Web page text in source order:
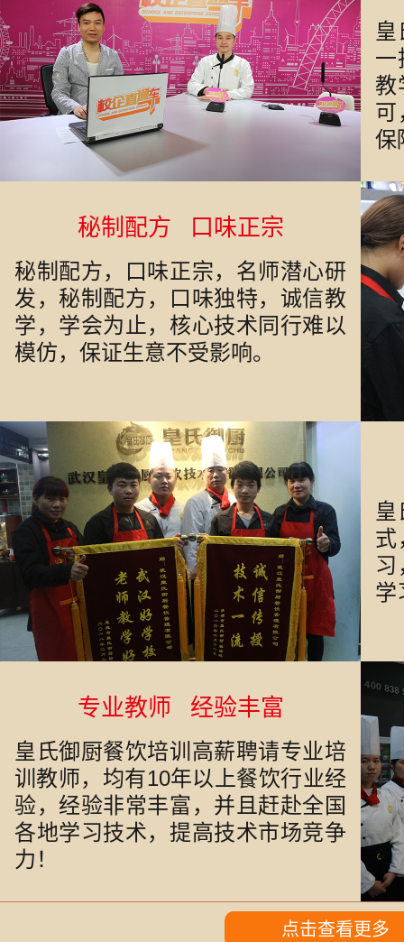
一
教
可
保
秘制配方 口味正宗
秘制配方，口味正宗，名师潜心研
发，秘制配方，口味独特，诚信教
学，学会为止，核心技术同行难以
模仿，保证生意不受影响。
式
习
学
专业教师 经验丰富
皇氏御厨餐饮培训高薪聘请专业培
训教师，均有10年以上餐饮行业经
验，经验非常丰富，并且赶赴全国
各地学习技术，提高技术市场竞争
力！
点击查看更多